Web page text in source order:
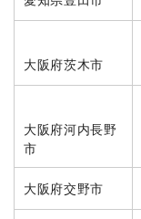
大阪府茨木市
大阪府河内長野
市
大阪府交野市